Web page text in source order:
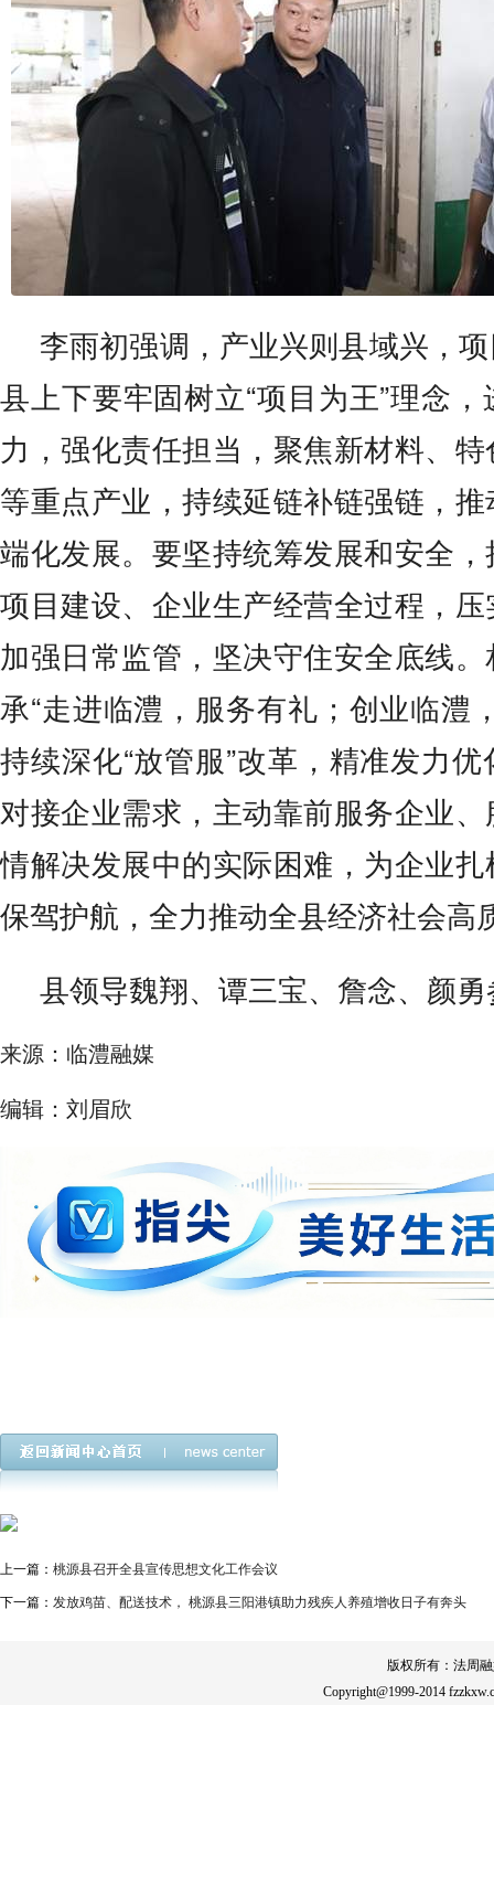
李雨初强调，产业兴则县域兴，
县上下要牢固树立“项目为王”理念
力，强化责任担当，聚焦新材料、
等重点产业，持续延链补链强链，
端化发展。要坚持统筹发展和安全
项目建设、企业生产经营全过程，
加强日常监管，坚决守住安全底线
承“走进临澧，服务有礼；创业临澧
持续深化“放管服”改革，精准发力
对接企业需求，主动靠前服务企业
情解决发展中的实际困难，为企业
保驾护航，全力推动全县经济社会高
县领导魏翔、谭三宝、詹念、颜
来源：临澧融媒
编辑：刘眉欣
上一篇： 桃源县召开全县宣传思想文化工作会议
下一篇： 发放鸡苗、配送技术， 桃源县三阳港镇助力残疾人养殖增收日子有奔头
版权所有：法周
Copyright@1999-2014